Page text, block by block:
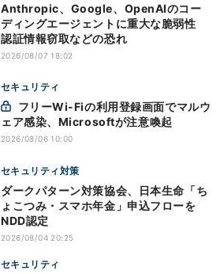
Anthropic、Google、OpenAIのコー
ディングエージェントに重大な脆弱性
認証情報窃取などの恐れ
2026/08/07 18:02
セキュリティ
ェア感染、Microsoftが注意喚起
2026/08/06 10:00
セキュリティ対策
ダークパターン対策協会、日本生命「ち
ょこつみ・スマホ年金」申込フローを
NDD認定
2026/08/04 20:25
セキュリティ